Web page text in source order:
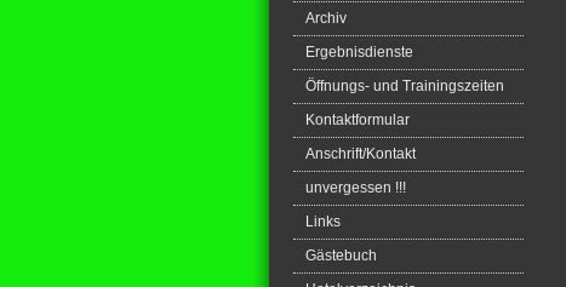
Archiv
Ergebnisdienste
Öffnungs- und Trainingszeiten
Kontaktformular
Anschrift/Kontakt
unvergessen !!!
Links
Gästebuch